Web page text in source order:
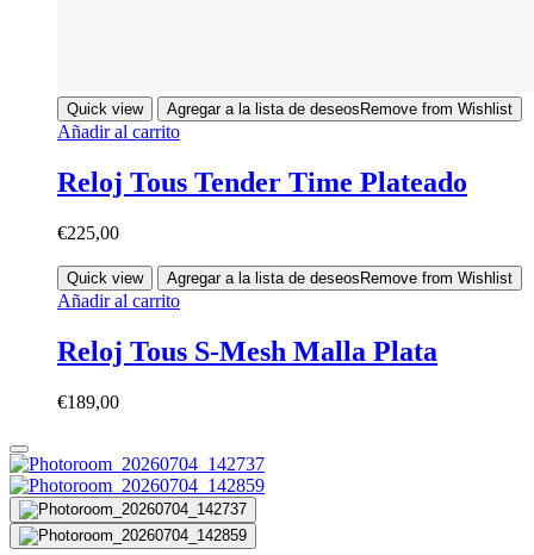
Quick view Agregar a la lista de deseos Remove from Wishlist
Añadir al carrito
Reloj Tous Tender Time Plateado
€225,00
Quick view Agregar a la lista de deseos Remove from Wishlist
Añadir al carrito
Reloj Tous S-Mesh Malla Plata
€189,00